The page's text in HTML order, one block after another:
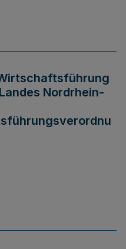
Nordrhein-